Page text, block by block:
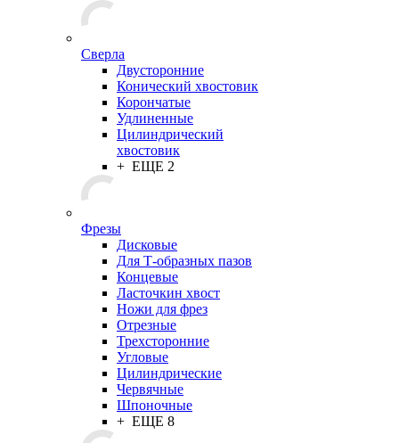
Сверла
Двусторонние
Конический хвостовик
Корончатые
Удлиненные
Цилиндрический
хвостовик
+ ЕЩЕ 2
Фрезы
Дисковые
Для Т-образных пазов
Концевые
Ласточкин хвост
Ножи для фрез
Отрезные
Трехсторонние
Угловые
Цилиндрические
Червячные
Шпоночные
+ ЕЩЕ 8